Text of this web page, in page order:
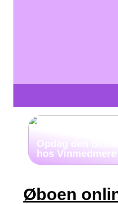
Opdag den
hos Vinmedmere
Øboen